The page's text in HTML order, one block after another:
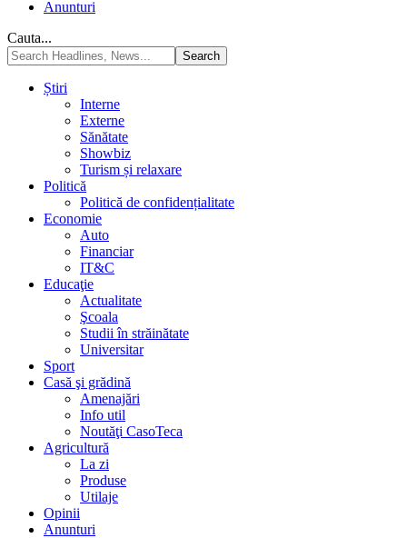
Anunturi
Cauta...
Știri
Interne
Externe
Sănătate
Showbiz
Turism și relaxare
Politică
Politică de confidențialitate
Economie
Auto
Financiar
IT&C
Educaţie
Actualitate
Şcoala
Studii în străinătate
Universitar
Sport
Casă şi grădină
Amenajări
Info util
Noutăţi CasoTeca
Agricultură
La zi
Produse
Utilaje
Opinii
Anunturi